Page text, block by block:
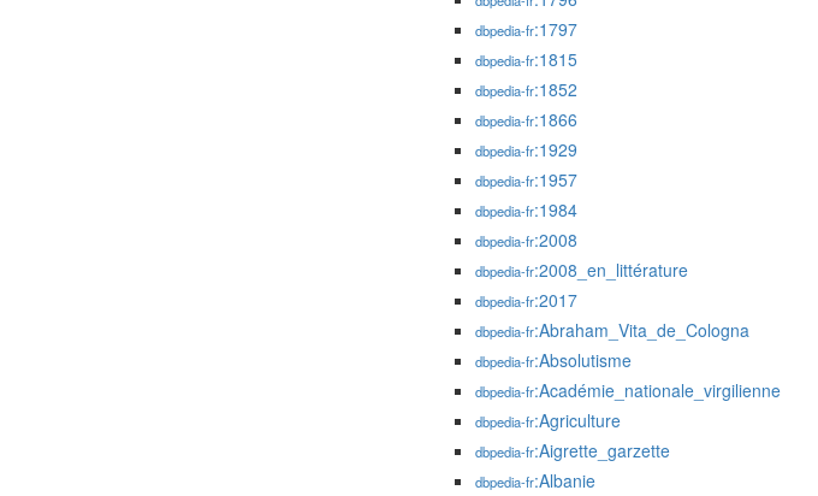
dbpedia-fr:1797
dbpedia-fr:1815
dbpedia-fr:1852
dbpedia-fr:1866
dbpedia-fr:1929
dbpedia-fr:1957
dbpedia-fr:1984
dbpedia-fr:2008
dbpedia-fr:2008_en_littérature
dbpedia-fr:2017
dbpedia-fr:Abraham_Vita_de_Cologna
dbpedia-fr:Absolutisme
dbpedia-fr:Académie_nationale_virgilienne
dbpedia-fr:Agriculture
dbpedia-fr:Aigrette_garzette
dbpedia-fr:Albanie